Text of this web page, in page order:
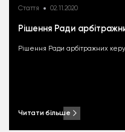
Стаття 02.11.2020
Рішення Ради
Рішення Ради арбітражних
Читати більше